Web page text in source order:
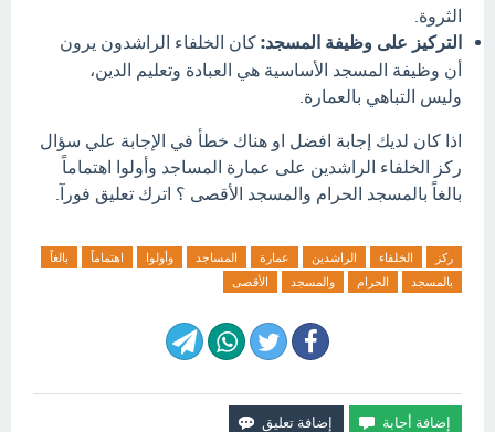
الثروة.
التركيز على وظيفة المسجد: كان الخلفاء الراشدون يرون
أن وظيفة المسجد الأساسية هي العبادة وتعليم الدين،
وليس التباهي بالعمارة.
اذا كان لديك إجابة افضل او هناك خطأ في الإجابة علي سؤال
ركز الخلفاء الراشدين على عمارة المساجد وأولوا اهتماماً
بالغاً بالمسجد الحرام والمسجد الأقصى ؟ اترك تعليق فورآ.
ركز الخلفاء الراشدين عمارة المساجد وأولوا اهتماماً
بالغاً
بالمسجد
الحرام والمسجد الأقصى